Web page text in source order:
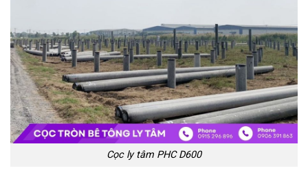
Cọc ly tâm PHC D600